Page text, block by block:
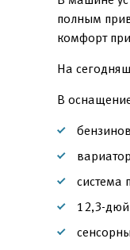
полным
комфорт
На
В
система
12,3-